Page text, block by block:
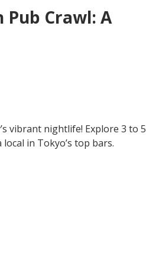
Pub Crawl: A
vibrant nightlife! Explore 3 to 5
in Tokyo’s top bars.